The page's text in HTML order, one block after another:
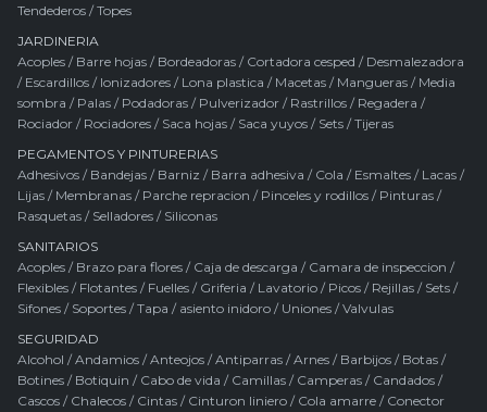
Tendederos /Topes
JARDINERIA
Acoples / Barre hojas / Bordeadoras / Cortadora cesped / Desmalezadora
/ Escardillos / Ionizadores / Lona plastica / Macetas / Mangueras / Media
sombra / Palas / Podadoras / Pulverizador / Rastrillos / Regadera /
Rociador / Rociadores / Saca hojas / Saca yuyos / Sets /Tijeras
PEGAMENTOS Y PINTURERIAS
Adhesivos / Bandejas / Barniz / Barra adhesiva / Cola / Esmaltes / Lacas /
Lijas / Membranas / Parche repracion / Pinceles y rodillos / Pinturas /
Rasquetas / Selladores / Siliconas
SANITARIOS
Acoples / Brazo para flores / Caja de descarga / Camara de inspeccion /
Flexibles / Flotantes / Fuelles / Griferia / Lavatorio / Picos / Rejillas / Sets /
Sifones / Soportes /Tapa / asiento inidoro / Uniones /Valvulas
SEGURIDAD
Alcohol /Andamios /Anteojos /Antiparras /Arnes / Barbijos / Botas /
Botines / Botiquin / Cabo de vida / Camillas / Camperas / Candados /
Cascos / Chalecos / Cintas / Cinturon liniero / Cola amarre / Conector